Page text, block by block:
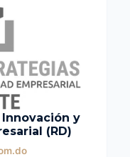
y
(RD)